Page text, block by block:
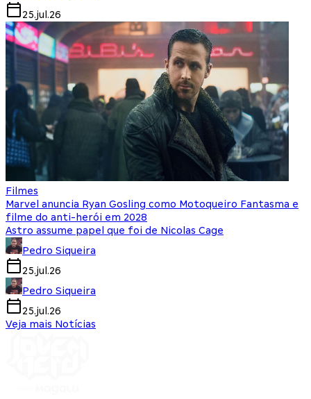
25.jul.26
Filmes
Marvel anuncia Ryan Gosling como Motoqueiro Fantasma e
filme do anti-herói em 2028
Astro assume papel que foi de Nicolas Cage
Pedro Siqueira
25.jul.26
Pedro Siqueira
25.jul.26
Veja mais Notícias